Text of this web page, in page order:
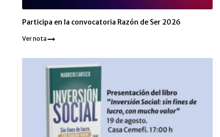
Participa en la convocatoria Razón de Ser 2026
Ver nota